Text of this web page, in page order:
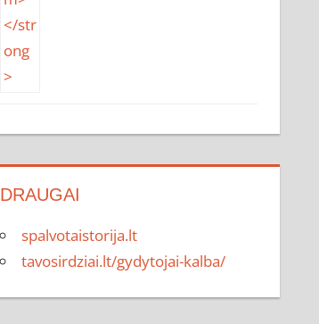
DRAUGAI
spalvotaistorija.lt
tavosirdziai.lt/gydytojai-kalba/